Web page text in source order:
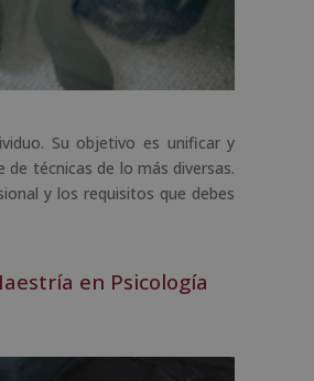
Su objetivo es unificar y
técnicas de lo más diversas.
y los requisitos que debes
en Psicología